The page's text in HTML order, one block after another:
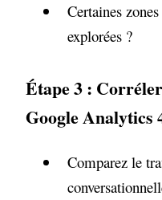
Certaines
explorées ?
Étape 3 :
Google Analytics
Comparez le